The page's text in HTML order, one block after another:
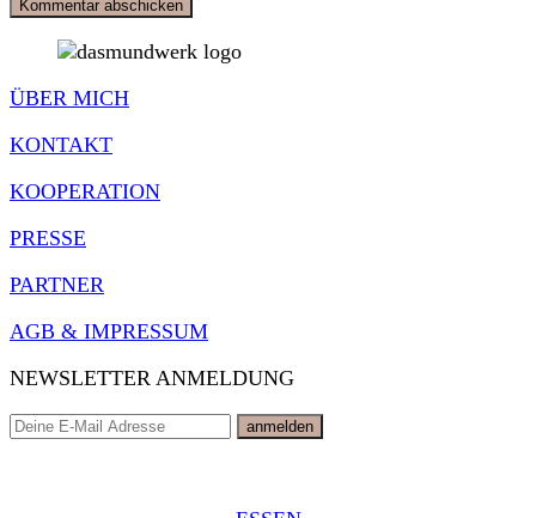
ÜBER MICH
KONTAKT
KOOPERATION
PRESSE
PARTNER
AGB & IMPRESSUM
NEWSLETTER ANMELDUNG